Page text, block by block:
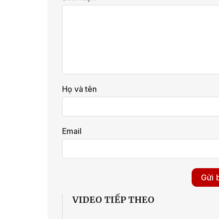
Họ và tên
Email
VIDEO TIẾP THEO